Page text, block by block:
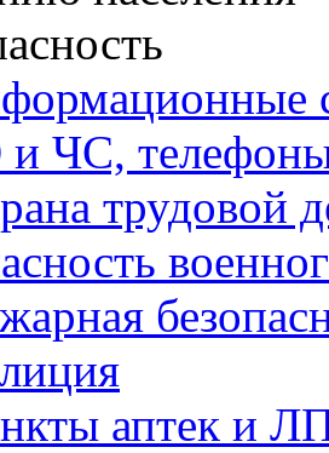
ЧС,
трудовой
аптек и